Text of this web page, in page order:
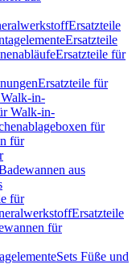
Ersatzteile
Ersatzteile
Ersatzteile für
Ersatzteile für
in-
Walk-in-
für
für
aus
für
Ersatzteile
für
Sets Füße und